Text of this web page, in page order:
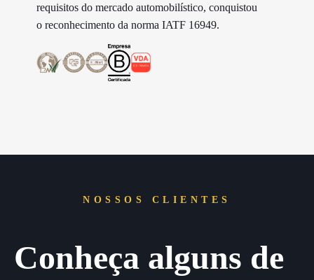
requisitos do mercado automobilístico, conquistou
o reconhecimento da norma IATF 16949.
NOSSOS CLIENTES
Conheça alguns de